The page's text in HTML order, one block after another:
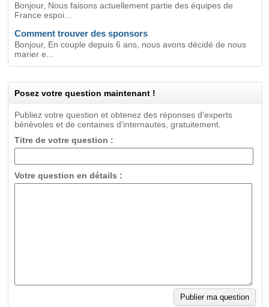
Bonjour, Nous faisons actuellement partie des équipes de
France espoi...
Comment trouver des sponsors
Bonjour, En couple depuis 6 ans, nous avons décidé de nous
marier e...
Posez votre question maintenant !
Publiez votre question et obtenez des réponses d'experts
bénévoles et de centaines d'internautes, gratuitement.
Titre de votre question :
Votre question en détails :